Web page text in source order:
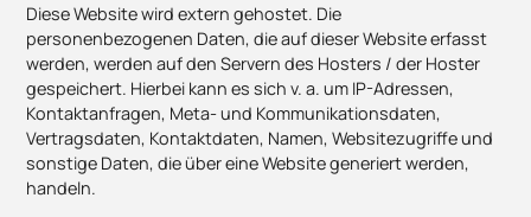
Diese Website wird extern gehostet. Die
personenbezogenen Daten, die auf dieser Website erfasst
werden, werden auf den Servern des Hosters / der Hoster
gespeichert. Hierbei kann es sich v. a. um IP-Adressen,
Kontaktanfragen, Meta- und Kommunikationsdaten,
Vertragsdaten, Kontaktdaten, Namen, Websitezugriffe und
sonstige Daten, die über eine Website generiert werden,
handeln.